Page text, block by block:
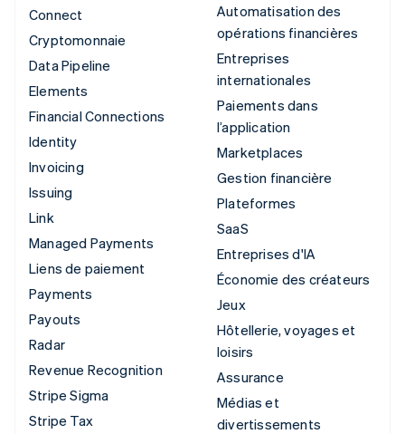
Connect
Cryptomonnaie
Data Pipeline
Elements
Financial Connections
Identity
Invoicing
Issuing
Link
Managed Payments
Liens de paiement
Payments
Payouts
Radar
Revenue Recognition
Stripe Sigma
Stripe Tax
Automatisation des
opérations financières
Entreprises
internationales
Paiements dans
l’application
Marketplaces
Gestion financière
Plateformes
SaaS
Entreprises d'IA
Économie des créateurs
Jeux
Hôtellerie, voyages et
loisirs
Assurance
Médias et
divertissements